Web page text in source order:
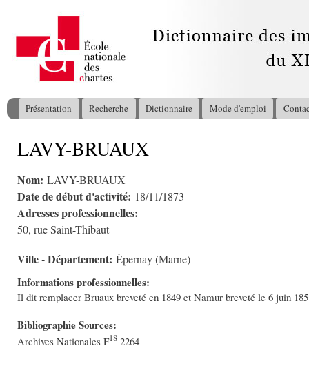
Menu principal
Présentation Recherche Dictionnaire Mode d'emploi
Vous êtes ici
LAVY-BRUAUX
Nom: LAVY-BRUAUX
Date de début d'activité: 18/11/1873
Adresses professionnelles:
50, rue Saint-Thibaut
Ville - Département: Épernay (Marne)
Informations professionnelles:
Il dit remplacer Bruaux breveté en 1849 et Namur breveté le 6 juin
Bibliographie Sources:
Archives Nationales F18 2264